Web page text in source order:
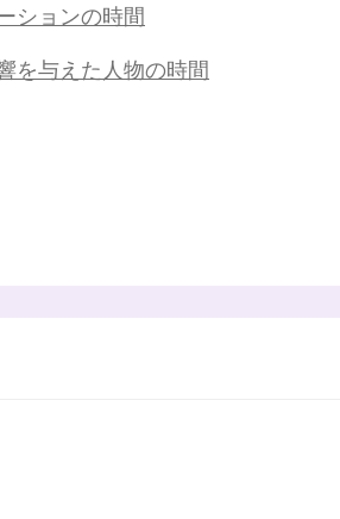
ションの時間
を与えた人物の時間